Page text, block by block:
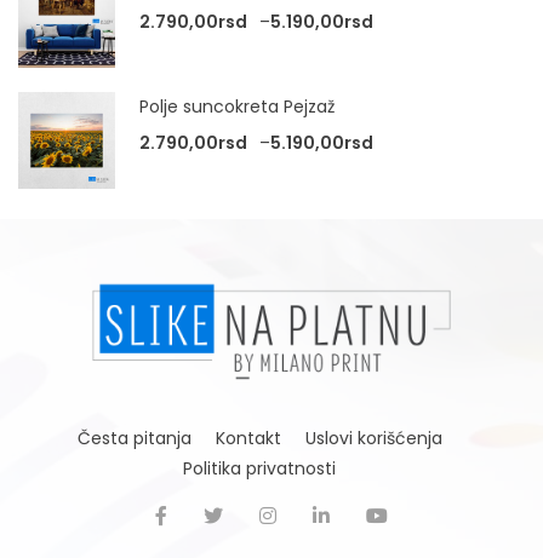
2.790,00rsd –5.190,00rsd
Polje suncokreta Pejzaž
2.790,00rsd –5.190,00rsd
Česta pitanja Kontakt
Uslovi korišćenja
Politika privatnosti